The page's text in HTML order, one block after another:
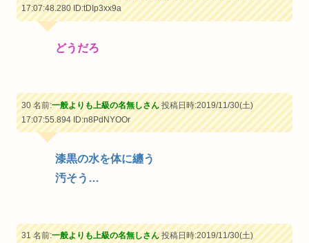
17:07:48.280ID:tDIp3xx9a
どうだろ
30 名前:一般よりも上級の名無しさん投稿日時:2019/11/30(土)
17:07:55.894ID:n8PdNYOOr
漆黒の水を体に纏う
汚そう…
31 名前:一般よりも上級の名無しさん投稿日時:2019/11/30(土)